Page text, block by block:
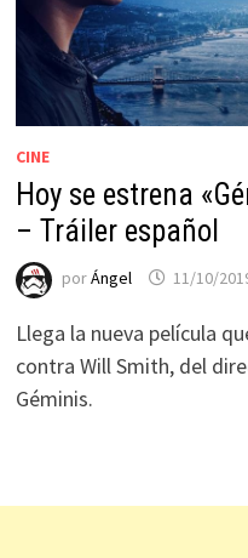
CINE
Hoy se estrena
– Tráiler español
porÁngel 11/10/
Llega la nueva película
contra Will Smith, del
Géminis.